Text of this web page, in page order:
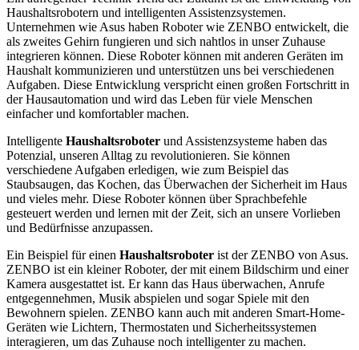
Haushaltsrobotern und intelligenten Assistenzsystemen.
Unternehmen wie Asus haben Roboter wie ZENBO entwickelt, die
als zweites Gehirn fungieren und sich nahtlos in unser Zuhause
integrieren können. Diese Roboter können mit anderen Geräten im
Haushalt kommunizieren und unterstützen uns bei verschiedenen
Aufgaben. Diese Entwicklung verspricht einen großen Fortschritt in
der Hausautomation und wird das Leben für viele Menschen
einfacher und komfortabler machen.
Intelligente Haushaltsroboter und Assistenzsysteme haben das
Potenzial, unseren Alltag zu revolutionieren. Sie können
verschiedene Aufgaben erledigen, wie zum Beispiel das
Staubsaugen, das Kochen, das Überwachen der Sicherheit im Haus
und vieles mehr. Diese Roboter können über Sprachbefehle
gesteuert werden und lernen mit der Zeit, sich an unsere Vorlieben
und Bedürfnisse anzupassen.
Ein Beispiel für einen Haushaltsroboter ist der ZENBO von Asus.
ZENBO ist ein kleiner Roboter, der mit einem Bildschirm und einer
Kamera ausgestattet ist. Er kann das Haus überwachen, Anrufe
entgegennehmen, Musik abspielen und sogar Spiele mit den
Bewohnern spielen. ZENBO kann auch mit anderen Smart-Home-
Geräten wie Lichtern, Thermostaten und Sicherheitssystemen
interagieren, um das Zuhause noch intelligenter zu machen.